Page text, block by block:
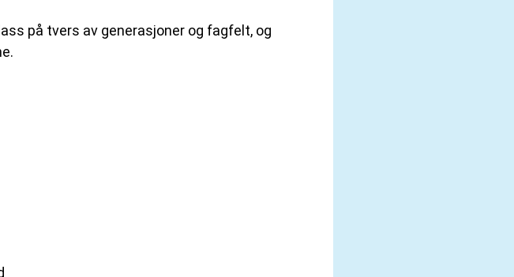
på tvers av generasjoner og fagfelt, og